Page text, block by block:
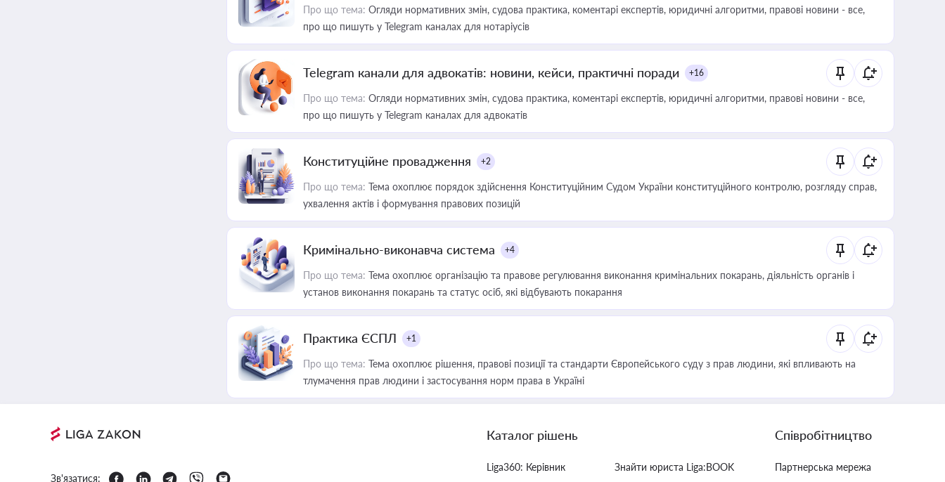
Про що тема: Огляди нормативних змін, судова практика, коментарі експертів, юридичні алгоритми, правові новини - все,
про що пишуть у Telegram каналах для нотаріусів
Telegram канали для адвокатів: новини, кейси, практичні поради +16
Про що тема: Огляди нормативних змін, судова практика, коментарі експертів, юридичні алгоритми, правові новини - все,
про що пишуть у Telegram каналах для адвокатів
Конституційне провадження +2
Про що тема: Тема охоплює порядок здійснення Конституційним Судом України конституційного контролю, розгляду справ,
ухвалення актів і формування правових позицій
Кримінально-виконавча система +4
Про що тема: Тема охоплює організацію та правове регулювання виконання кримінальних покарань, діяльність органів і
установ виконання покарань та статус осіб, які відбувають покарання
Практика ЄСПЛ +1
Про що тема: Тема охоплює рішення, правові позиції та стандарти Європейського суду з прав людини, які впливають на
тлумачення прав людини і застосування норм права в Україні
Зв'язатися:
Каталог рішень
Liga360: Керівник Знайти юриста Liga:BOOK
Співробітництво
Партнерська мережа